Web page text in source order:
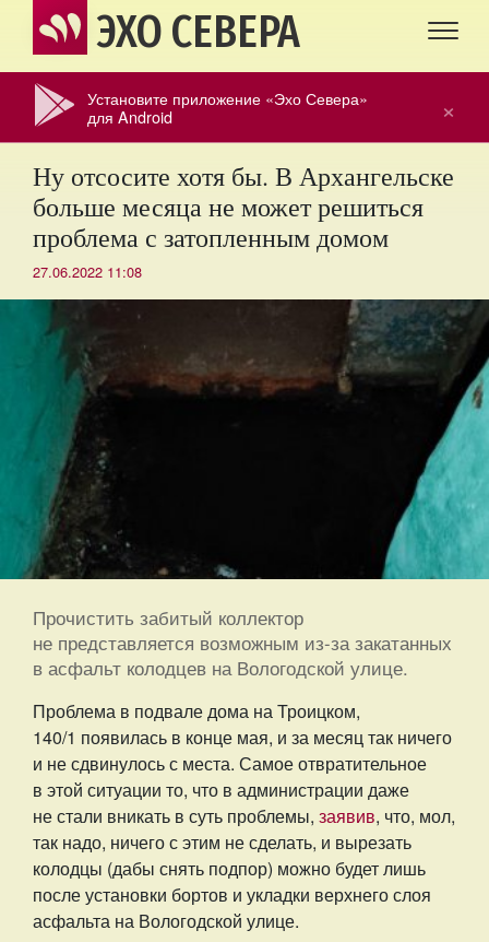
ЭХО СЕВЕРА
×
Установите приложение «Эхо Севера»
для Android
Ну отсосите хотя бы. В Архангельске
больше месяца не может решиться
проблема с затопленным домом
27.06.2022 11:08
Прочистить забитый коллектор
не представляется возможным из-за закатанных
в асфальт колодцев на Вологодской улице.
Проблема в подвале дома на Троицком,
140/1 появилась в конце мая, и за месяц так ничего
и не сдвинулось с места. Самое отвратительное
в этой ситуации то, что в администрации даже
не стали вникать в суть проблемы, заявив, что, мол,
так надо, ничего с этим не сделать, и вырезать
колодцы (дабы снять подпор) можно будет лишь
после установки бортов и укладки верхнего слоя
асфальта на Вологодской улице.